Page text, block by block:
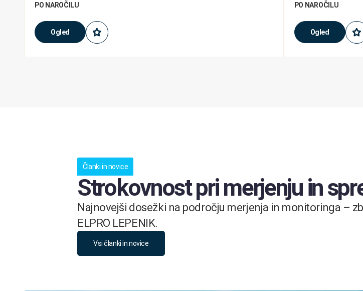
Ogled
PO NAROČILU
Ogled
PO NAROČILU
Članki in novice
Strokovnost pri merjenju in
Najnovejši dosežki na področju merjenja in monitoringa –
ELPRO LEPENIK.
Vsi članki in novice